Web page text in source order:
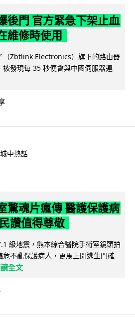
後門 官方緊急下架止血
維修時使用
（Zbtlink Electronics）旗下的路由器
被發現每 35 秒便會與中國伺服器連
城中熱話
驚魂片瘋傳 醫護保護病
讚值得尊敬
級地震，熊本綜合醫院手術室鏡頭拍
不亂保護病人，更馬上開逃生門確
全文